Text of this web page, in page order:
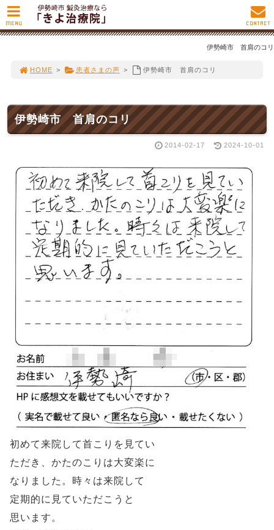
伊勢崎市 首肩のコリ
HOME > 患者さまの声 > 伊勢崎市 首肩のコリ
伊勢崎市 首肩のコリ
2014-02-17 2024-10-01
初めて来院して首こりを見てい
ただき、かたのこりは大変楽に
なりました。時々は来院して
定期的に見ていただこうと
思います。
MENU CONTACT